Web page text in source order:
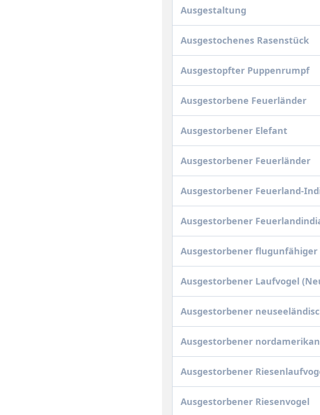
Ausgestaltung
Ausgestochenes Rasenstück
Ausgestopfter Puppenrumpf
Ausgestorbene Feuerländer
Ausgestorbener Elefant
Ausgestorbener Feuerländer
Ausgestorbener Feuerland-
Ausgestorbener
Ausgestorbener flugunfähiger
Ausgestorbener Laufvogel
Ausgestorbener
Ausgestorbener
Ausgestorbener
Ausgestorbener Riesenvogel